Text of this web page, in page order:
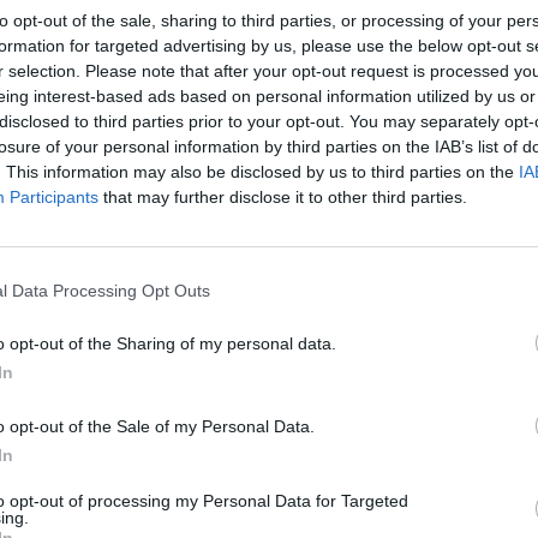
opt-out of the sale, sharing to third parties, or processing of your
for targeted advertising by us, please use the below opt-out
selection. Please note that after your opt-out request is processed
interest-based ads based on personal information utilized by us
to third parties prior to your opt-out. You may separately
of your personal information by third parties on the IAB’s list of
This information may also be disclosed by us to third parties on the
Participants that may further disclose it to other third parties.
Data Processing Opt Outs
opt-out of the Sharing of my personal data.
opt-out of the Sale of my Personal Data.
opt-out of processing my Personal Data for Targeted
o despacho 10/2023 que cria um apoio
os danos verificados nas explorações
e pomares de macieiras provocados
e 12 de junho, nas regiões Centro e Norte
apoio, “até ao montante máximo de 55 euros
a compensar as despesas com a aquisição de
fitossanitários e de fertilização foliar, que
ano”.
6.2.2, que apoia a reposição do potencial
Rural (PDR) 2020.
o Governo está ainda a analisar e a
vista à prevenção e proteção de produções
no futuro.
30